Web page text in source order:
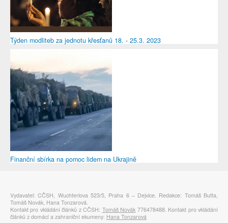
Týden modliteb za jednotu křesťanů 18. - 25.3. 2023
Finanční sbírka na pomoc lidem na Ukrajině
Vydavatel: CČSH, Wuchterlova 523/5, Praha 6 – Dejvice. Redakce: Tomáš Butta,
Tomáš Novák, Hana Tonzarová.
Kontakt pro vkládání článků z CČSH: Tomáš Novák 776478488. Kontakt pro vkládání
článků z domácí a zahraniční ekumeny: Hana Tonzarová